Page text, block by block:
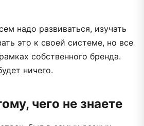
надо развиваться, изучать
это к своей системе, но все
собственного бренда.
ничего.
чего не знаете